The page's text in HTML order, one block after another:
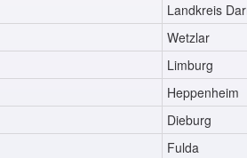
Landkreis
Wetzlar
Limburg
Heppenheim
Dieburg
Fulda